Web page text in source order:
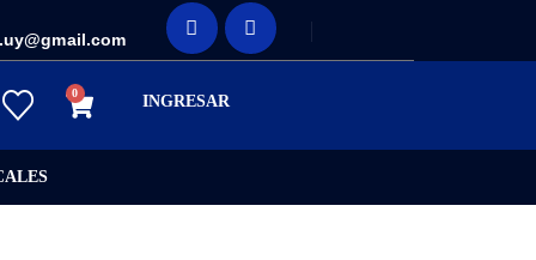
0 INGRESAR
M2 PRO